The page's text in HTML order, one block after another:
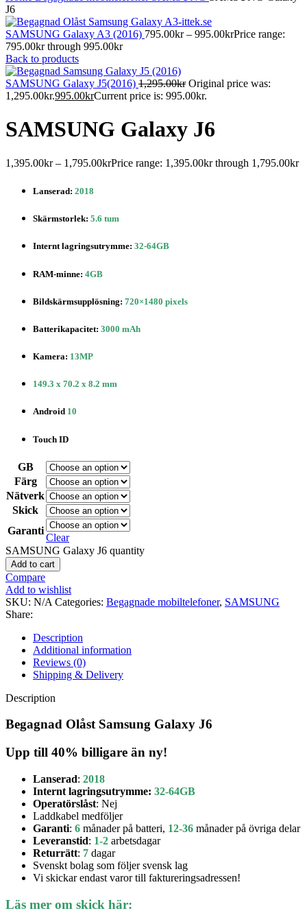
J6
SAMSUNG Galaxy A3 (2016) 795.00kr – 995.00krPrice range:
795.00kr through 995.00kr
Back to products
SAMSUNG Galaxy J5(2016) 1,295.00kr Original price was:
1,295.00kr.995.00krCurrent price is: 995.00kr.
SAMSUNG Galaxy J6
1,395.00kr – 1,795.00krPrice range: 1,395.00kr through 1,795.00kr
Lanserad: 2018
Skärmstorlek: 5.6 tum
Internt lagringsutrymme: 32-64GB
RAM-minne: 4GB
Bildskärmsupplösning: 720×1480 pixels
Batterikapacitet: 3000 mAh
Kamera: 13MP
149.3 x 70.2 x 8.2 mm
Android 10
Touch ID
GB
Färg
Nätverk
Skick
Garanti
Clear
SAMSUNG Galaxy J6 quantity
Add to cart
Compare
Add to wishlist
SKU: N/A Categories: Begagnade mobiltelefoner, SAMSUNG
Share:
Description
Additional information
Reviews (0)
Shipping & Delivery
Description
Begagnad Olåst Samsung Galaxy J6
Upp till 40% billigare än ny!
Lanserad: 2018
Internt lagringsutrymme: 32-64GB
Operatörslåst: Nej
Laddkabel medföljer
Garanti: 6 månader på batteri, 12-36 månader på övriga delar
Leveranstid: 1-2 arbetsdagar
Returrätt: 7 dagar
Svenskt bolag som följer svensk lag
Vi skickar endast varor till faktureringsadressen!
Läs mer om skick här: